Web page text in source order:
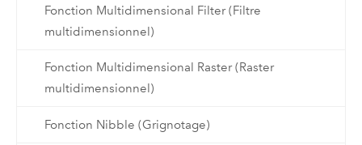
Fonction Multidimensional Filter (Filtre
multidimensionnel)
Fonction Multidimensional Raster (Raster
multidimensionnel)
Fonction Nibble (Grignotage)